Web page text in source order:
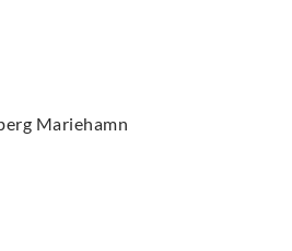
Mariehamn